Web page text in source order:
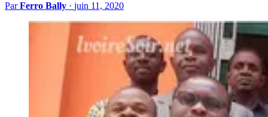
ParFerro Bally · juin 11, 2020